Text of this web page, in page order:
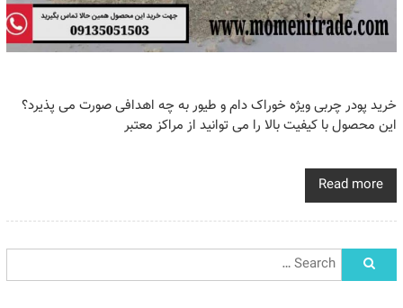
خرید پودر چربی ویژه خوراک دام و طیور به چه اهدافی صورت می پذیرد؟
این محصول با کیفیت بالا را می توانید از مراکز معتبر
Read more